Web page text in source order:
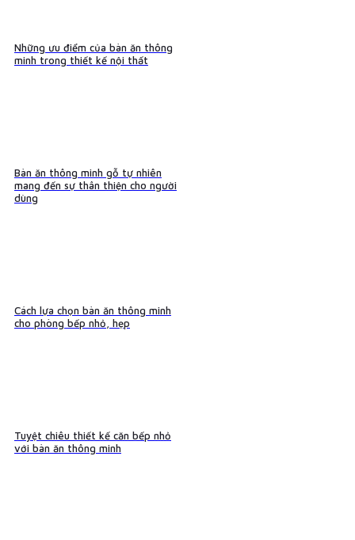
Những ưu điểm của bàn ăn thông
minh trong thiết kế nội thất
Bàn ăn thông minh gỗ tự nhiên
mang đến sự thân thiện cho người
dùng
Cách lựa chọn bàn ăn thông minh
cho phòng bếp nhỏ, hẹp
Tuyệt chiêu thiết kế căn bếp nhỏ
với bàn ăn thông minh